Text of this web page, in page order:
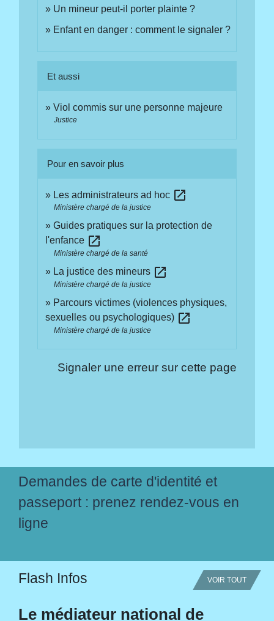
Un mineur peut-il porter plainte ?
Enfant en danger : comment le signaler ?
Et aussi
Viol commis sur une personne majeure
Justice
Pour en savoir plus
Les administrateurs ad hoc open_in_new
Ministère chargé de la justice
Guides pratiques sur la protection de
l'enfance open_in_new
Ministère chargé de la santé
La justice des mineurs open_in_new
Ministère chargé de la justice
Parcours victimes (violences physiques,
sexuelles ou psychologiques) open_in_new
Ministère chargé de la justice
Signaler une erreur sur cette page
Demandes de carte d'identité et
passeport : prenez rendez-vous en
ligne
Flash Infos VOIR TOUT
Le médiateur national de